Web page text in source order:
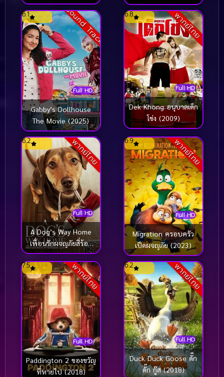
Children (2023)
Sound Track
Full HD
6.1
Gabby’s Dollhouse
The Movie (2025)
พากย์ไทย
Full HD
6.8
Dek Khong อนุบาลเด็ก
โข่ง (2009)
พากย์ไทย
Full HD
6.2
A Dog’s Way Home
เพื่อนรักผจญภัยสี่ร้อย
ไมล์ (2019)
พากย์ไทย
Full HD
6.9
Migration ครอบครัว
เป็ดผจญภัย (2023)
พากย์ไทย
Full HD
7.5
Paddington 2 ของขวัญ
ที่หายไป (2018)
พากย์ไทย
Full HD
6.2
Duck Duck Goose ดั๊ก
ดั๊ก กู๊ส (2018)